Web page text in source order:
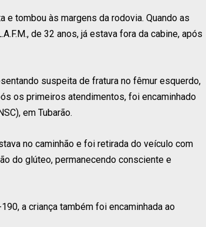
tombou às margens da rodovia. Quando as
de 32 anos, já estava fora da cabine, após
suspeita de fratura no fêmur esquerdo,
os primeiros atendimentos, foi encaminhado
em Tubarão.
no caminhão e foi retirada do veículo com
do glúteo, permanecendo consciente e
a criança também foi encaminhada ao